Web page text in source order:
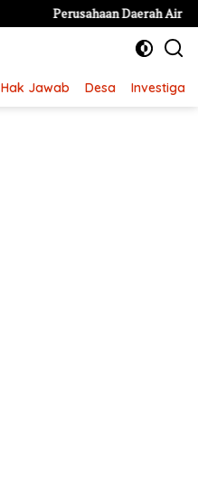
Perusahaan Daerah Air
Hak Jawab Desa Investigasi